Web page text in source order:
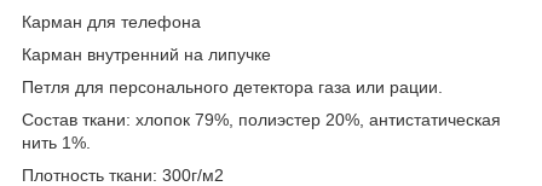
Карман для телефона
Карман внутренний на липучке
Петля для персонального детектора газа или рации.
Состав ткани: хлопок 79%, полиэстер 20%, антистатическая
нить 1%.
Плотность ткани: 300г/м2